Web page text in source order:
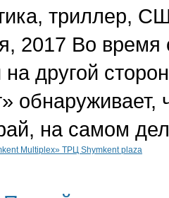
триллер,
2017 Во время
другой
обнаруживает,
на самом
Multiplex» ТРЦ Shymkent plaza